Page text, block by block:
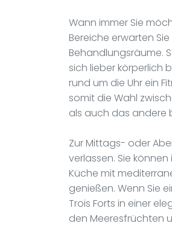
Wann immer Sie
Bereiche erwarten
Behandlungsräume.
sich lieber körperlich
rund um die Uhr ein
somit die Wahl
als auch das andere
Zur Mittags- oder
verlassen. Sie
Küche mit
genießen. Wenn Sie
Trois Forts in einer
den Meeresfrüchten